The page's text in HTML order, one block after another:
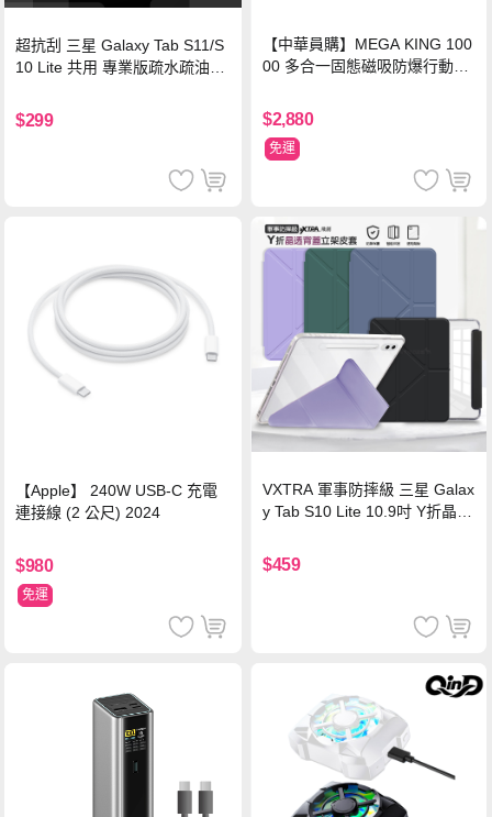
超抗刮 三星 Galaxy Tab S11/S
10 Lite 共用 專業版疏水疏油9H
$299
【中華員購】MEGA KING 100
00 多合一固態磁吸防爆行動電
$2,880
免運
【Apple】 240W USB-C 充電
連接線 (2 公尺) 2024
$980
免運
VXTRA 軍事防摔級 三星 Galax
y Tab S10 Lite 10.9吋 Y折晶透
$459